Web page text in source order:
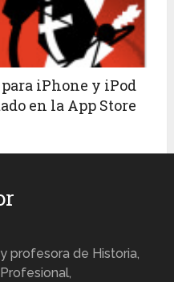
iPhone y iPod
en la App Store
profesora de Historia,